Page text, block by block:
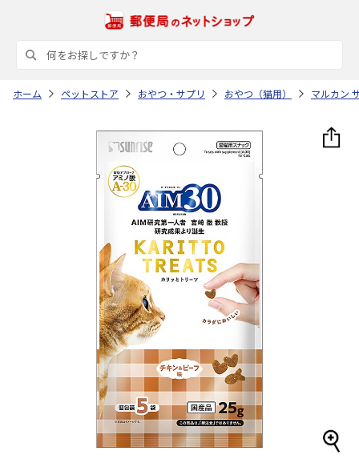
ホーム ペットストア おやつ・サプリ おやつ（猫用） マルカン